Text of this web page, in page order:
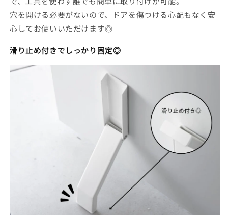
穴を開ける必要がないので、ドアを傷つける心配もなく安
心してお使いいただけます◎
滑り止め付きでしっかり固定◎